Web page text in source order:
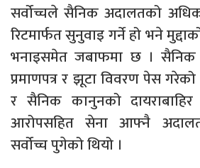
सर्वोच्चले सैनिक अदालतको
रिटमार्फत सुनुवाइ गर्ने हो भने
भनाइसमेत जबाफमा छ ।
प्रमाणपत्र र झूटा विवरण पेस
र सैनिक कानुनको
आरोपसहित सेना आफ्नै
सर्वोच्च पुगेको थियो ।